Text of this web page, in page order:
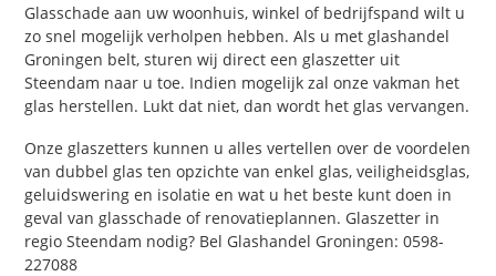
Glasschade aan uw woonhuis, winkel of bedrijfspand wilt u
zo snel mogelijk verholpen hebben. Als u met glashandel
Groningen belt, sturen wij direct een glaszetter uit
Steendam naar u toe. Indien mogelijk zal onze vakman het
glas herstellen. Lukt dat niet, dan wordt het glas vervangen.
Onze glaszetters kunnen u alles vertellen over de voordelen
van dubbel glas ten opzichte van enkel glas, veiligheidsglas,
geluidswering en isolatie en wat u het beste kunt doen in
geval van glasschade of renovatieplannen. Glaszetter in
regio Steendam nodig? Bel Glashandel Groningen: 0598-
227088